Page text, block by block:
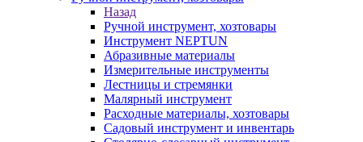
Назад
Ручной инструмент, хозтовары
Инструмент NEPTUN
Абразивные материалы
Измерительные инструменты
Лестницы и стремянки
Малярный инструмент
Расходные материалы, хозтовары
Садовый инструмент и инвентарь